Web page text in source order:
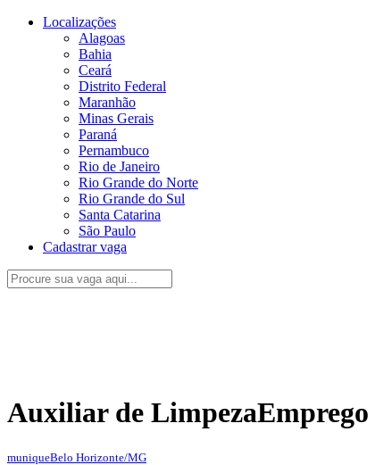
Localizações
Alagoas
Bahia
Ceará
Distrito Federal
Maranhão
Minas Gerais
Paraná
Pernambuco
Rio de Janeiro
Rio Grande do Norte
Rio Grande do Sul
Santa Catarina
São Paulo
Cadastrar vaga
Auxiliar de LimpezaEmprego
muniqueBelo Horizonte/MG